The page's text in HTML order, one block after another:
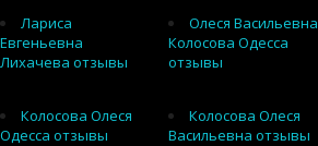
Лариса
Евгеньевна
Лихачева отзывы
Олеся Васильевна
Колосова Одесса
отзывы
Колосова Олеся
Одесса отзывы
Колосова Олеся
Васильевна отзывы